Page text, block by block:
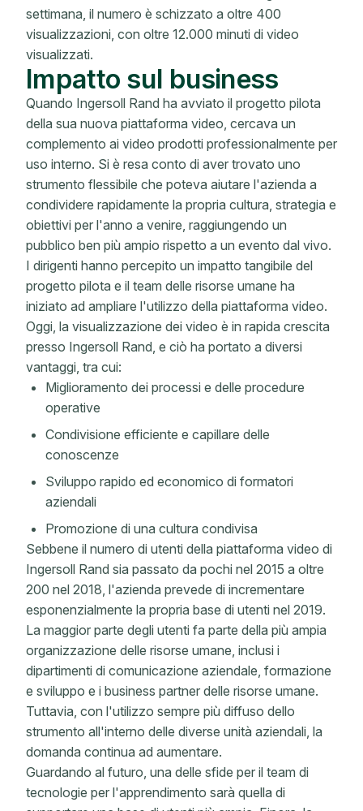
settimana, il numero è schizzato a oltre 400
visualizzazioni, con oltre 12.000 minuti di video
visualizzati.
Impatto sul business
Quando Ingersoll Rand ha avviato il progetto pilota
della sua nuova piattaforma video, cercava un
complemento ai video prodotti professionalmente per
uso interno. Si è resa conto di aver trovato uno
strumento flessibile che poteva aiutare l'azienda a
condividere rapidamente la propria cultura, strategia e
obiettivi per l'anno a venire, raggiungendo un
pubblico ben più ampio rispetto a un evento dal vivo.
I dirigenti hanno percepito un impatto tangibile del
progetto pilota e il team delle risorse umane ha
iniziato ad ampliare l'utilizzo della piattaforma video.
Oggi, la visualizzazione dei video è in rapida crescita
presso Ingersoll Rand, e ciò ha portato a diversi
vantaggi, tra cui:
Miglioramento dei processi e delle procedure
operative
Condivisione efficiente e capillare delle
conoscenze
Sviluppo rapido ed economico di formatori
aziendali
Promozione di una cultura condivisa
Sebbene il numero di utenti della piattaforma video di
Ingersoll Rand sia passato da pochi nel 2015 a oltre
200 nel 2018, l'azienda prevede di incrementare
esponenzialmente la propria base di utenti nel 2019.
La maggior parte degli utenti fa parte della più ampia
organizzazione delle risorse umane, inclusi i
dipartimenti di comunicazione aziendale, formazione
e sviluppo e i business partner delle risorse umane.
Tuttavia, con l'utilizzo sempre più diffuso dello
strumento all'interno delle diverse unità aziendali, la
domanda continua ad aumentare.
Guardando al futuro, una delle sfide per il team di
tecnologie per l'apprendimento sarà quella di